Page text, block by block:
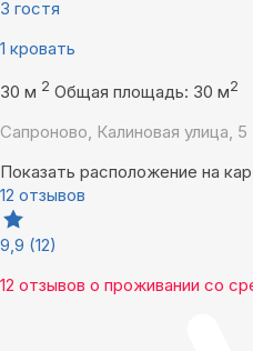
3 гостя
1 кровать
30 м 2 Общая площадь: 30 м2
Сапроново, Калиновая улица, 5
Показать расположение на
12 отзывов
9,9 (12)
12 отзывов о проживании со